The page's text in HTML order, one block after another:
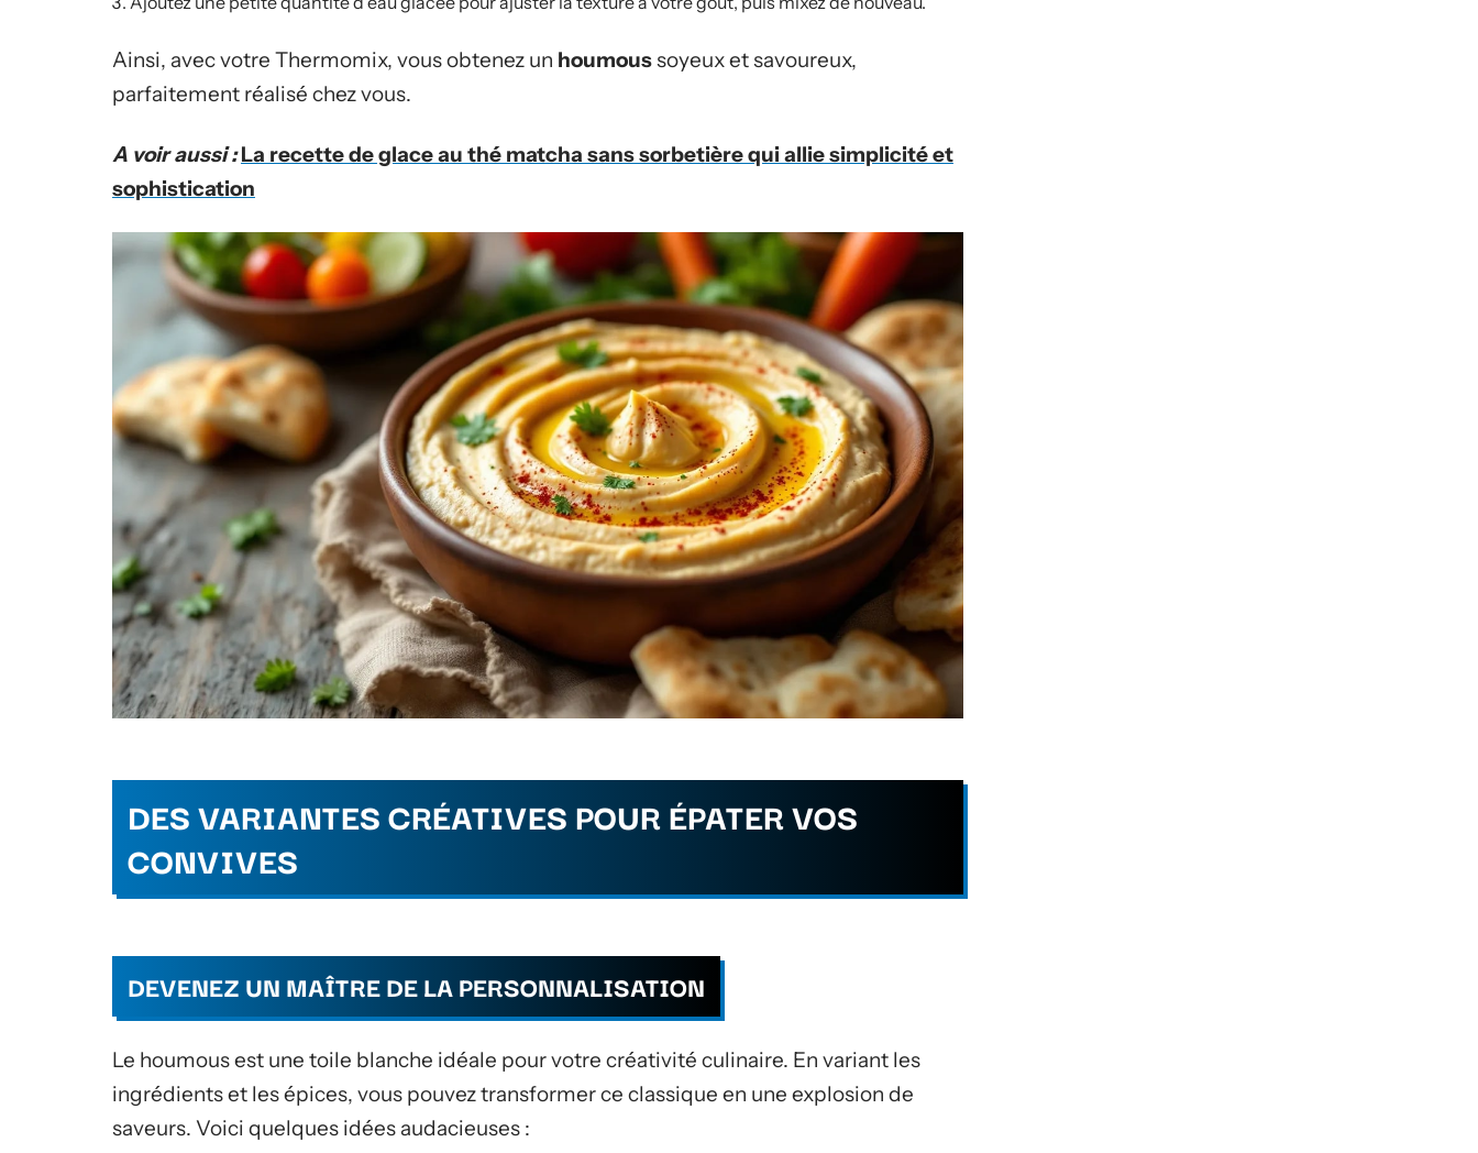
Ainsi, avec votre Thermomix, vous obtenez un houmoussoyeux et savoureux,
parfaitement réalisé chez vous.
A voir aussi : La recette de glace au thé matcha sans sorbetière qui allie simplicité et
sophistication
DES VARIANTES CRÉATIVES POUR ÉPATER VOS
CONVIVES
DEVENEZ UN MAÎTRE DE LA PERSONNALISATION
Le houmous est une toile blanche idéale pour votre créativité culinaire. En variant les
ingrédients et les épices, vous pouvez transformer ce classique en une explosion de
saveurs. Voici quelques idées audacieuses :